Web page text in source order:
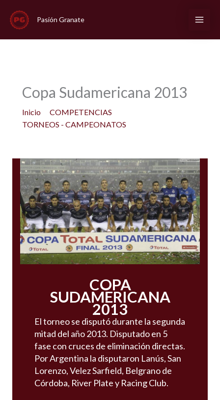
contenido
Pasión Granate
Copa Sudamericana 2013
Inicio
COMPETENCIAS
TORNEOS - CAMPEONATOS
COPA
SUDAMERICANA
2013
El torneo se disputó durante la segunda
mitad del año 2013. Disputado en 5
fase con cruces de eliminación directas.
Por Argentina la disputaron Lanús, San
Lorenzo, Velez Sarfield, Belgrano de
Córdoba, River Plate y Racing Club.